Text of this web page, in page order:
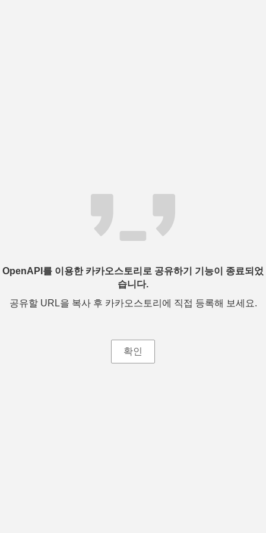
OpenAPI를 이용한 카카오스토리로 공유하기 기능이 종료되었
습니다.
공유할 URL을 복사 후 카카오스토리에 직접 등록해 보세요.
확인